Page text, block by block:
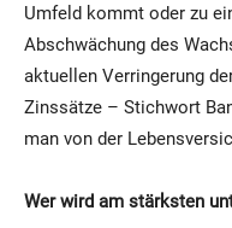
Umfeld kommt oder zu
Abschwächung des
aktuellen Verringerung
Zinssätze – Stichwort
man von der
Wer wird am stärksten